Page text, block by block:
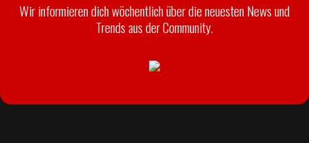
Wir informieren dich wöchentlich über die neuesten News und
Trends aus der Community.